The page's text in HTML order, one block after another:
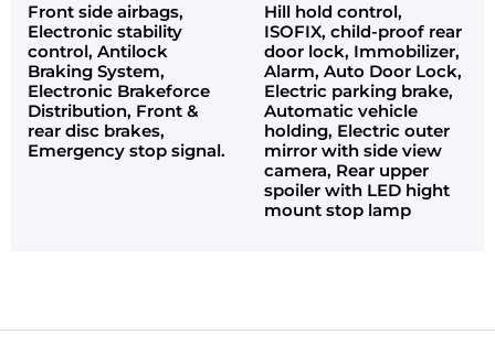
Front side airbags,
Electronic stability
control, Antilock
Braking System,
Electronic Brakeforce
Distribution, Front &
rear disc brakes,
Emergency stop signal.
Hill hold control,
ISOFIX, child-proof rear
door lock, Immobilizer,
Alarm, Auto Door Lock,
Electric parking brake,
Automatic vehicle
holding, Electric outer
mirror with side view
camera, Rear upper
spoiler with LED hight
mount stop lamp